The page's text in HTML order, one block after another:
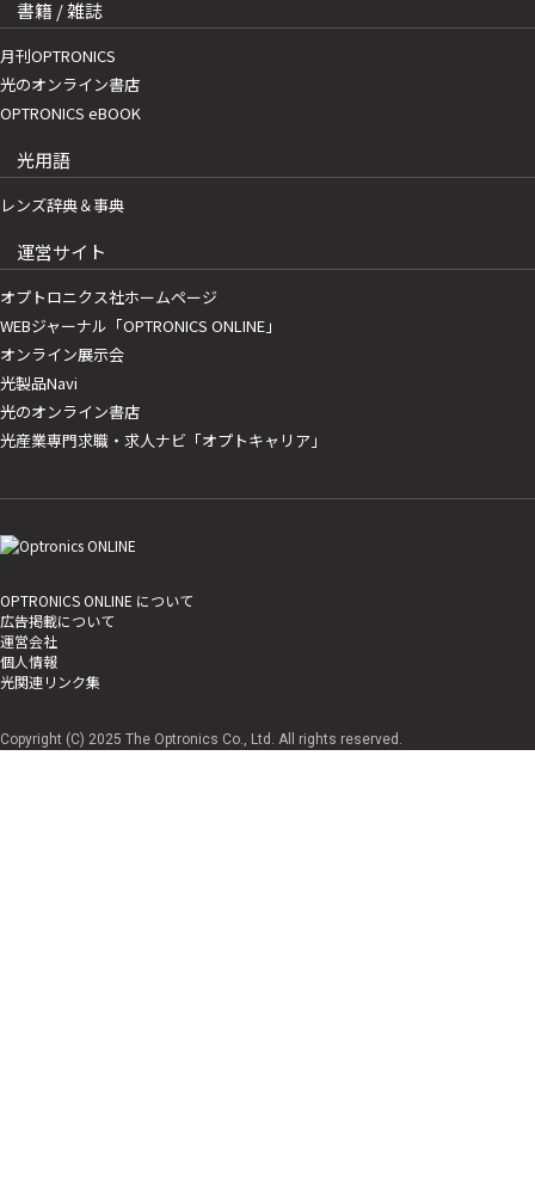
書籍 / 雑誌
月刊OPTRONICS
光のオンライン書店
OPTRONICS eBOOK
光用語
レンズ辞典＆事典
運営サイト
オプトロニクス社ホームページ
WEBジャーナル「OPTRONICS ONLINE」
オンライン展示会
光製品Navi
光のオンライン書店
光産業専門求職・求人ナビ「オプトキャリア」
OPTRONICS ONLINE について
広告掲載について
運営会社
個人情報
光関連リンク集
Copyright (C) 2025 The Optronics Co., Ltd. All rights reserved.